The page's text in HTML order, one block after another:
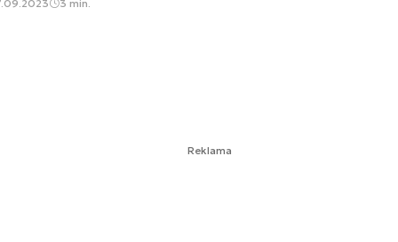
3 min.
Reklama